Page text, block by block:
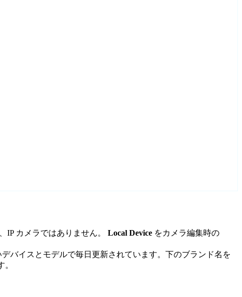
IP カメラではありません。 Local Device をカメラ編集時の
バイスとモデルで毎日更新されています。下のブランド名を